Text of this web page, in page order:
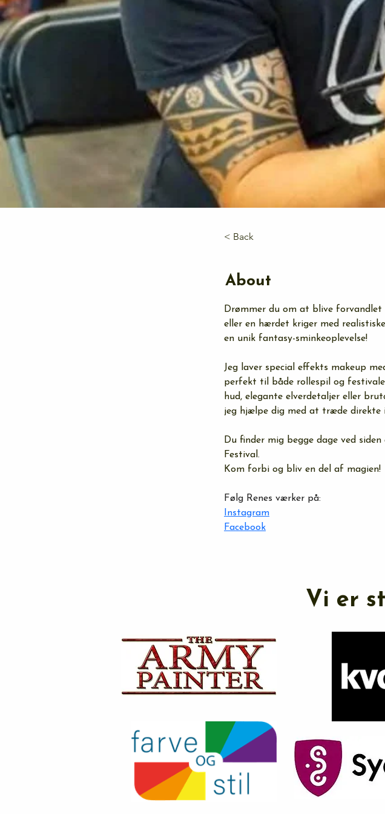
< Back
About
Drømmer du om at blive
eller en hærdet kriger med
en unik fantasy-sminkeoplevelse!
Jeg laver special effekts makeup
perfekt til både rollespil og
hud, elegante elverdetaljer eller
jeg hjælpe dig med at træde direkte
Du finder mig begge dage ved
Festival.
Kom forbi og bliv en del af magien!
Følg Renes værker på:
Instagram
Facebook
Vi er